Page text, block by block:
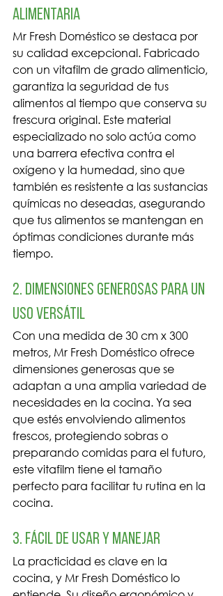
Alimentaria
Mr Fresh Doméstico se destaca por
su calidad excepcional. Fabricado
con un vitafilm de grado alimenticio,
garantiza la seguridad de tus
alimentos al tiempo que conserva su
frescura original. Este material
especializado no solo actúa como
una barrera efectiva contra el
oxígeno y la humedad, sino que
también es resistente a las sustancias
químicas no deseadas, asegurando
que tus alimentos se mantengan en
óptimas condiciones durante más
tiempo.
2. Dimensiones Generosas para un
Uso Versátil
Con una medida de 30 cm x 300
metros, Mr Fresh Doméstico ofrece
dimensiones generosas que se
adaptan a una amplia variedad de
necesidades en la cocina. Ya sea
que estés envolviendo alimentos
frescos, protegiendo sobras o
preparando comidas para el futuro,
este vitafilm tiene el tamaño
perfecto para facilitar tu rutina en la
cocina.
3. Fácil de Usar y Manejar
La practicidad es clave en la
cocina, y Mr Fresh Doméstico lo